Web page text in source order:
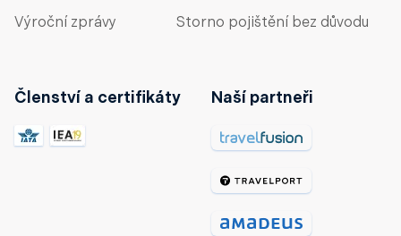
Výroční zprávy Storno pojištění bez důvodu
Členství a certifikáty Naší partneři